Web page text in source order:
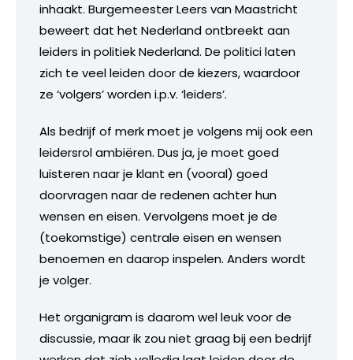
inhaakt. Burgemeester Leers van Maastricht
beweert dat het Nederland ontbreekt aan
leiders in politiek Nederland. De politici laten
zich te veel leiden door de kiezers, waardoor
ze ‘volgers’ worden i.p.v. ‘leiders’.
Als bedrijf of merk moet je volgens mij ook een
leidersrol ambiëren. Dus ja, je moet goed
luisteren naar je klant en (vooral) goed
doorvragen naar de redenen achter hun
wensen en eisen. Vervolgens moet je de
(toekomstige) centrale eisen en wensen
benoemen en daarop inspelen. Anders wordt
je volger.
Het organigram is daarom wel leuk voor de
discussie, maar ik zou niet graag bij een bedrijf